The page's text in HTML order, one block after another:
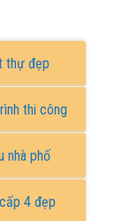
thự đẹp
thi công
nhà phố
4 đẹp